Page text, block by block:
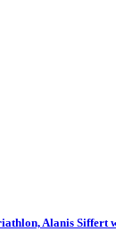
Alanis Siffert